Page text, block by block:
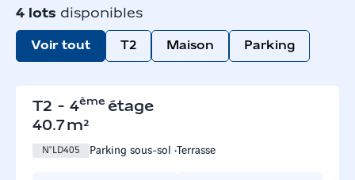
4 lots disponibles
Voir tout T2 Maison Parking
T2 - 4ème étage
40.7m²
N°LD405 Parking sous-sol Terrasse